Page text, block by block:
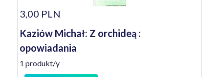
3,00 PLN
Kaziów Michał: Z orchideą :
opowiadania
1 produkt/y